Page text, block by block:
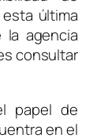
última
agencia
consultar
papel de
en el